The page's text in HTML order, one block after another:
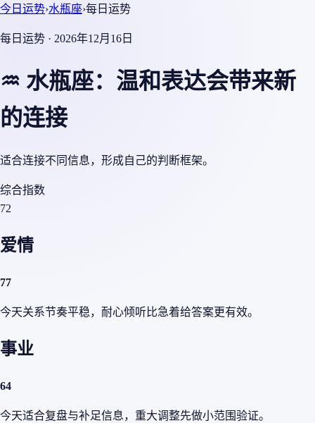
今日运势›水瓶座›每日运势
每日运势 · 2026年12月16日
♒ 水瓶座：温和表达会带来新
的连接
适合连接不同信息，形成自己的判断框架。
综合指数
72
爱情
77
今天关系节奏平稳，耐心倾听比急着给答案更有效。
事业
64
今天适合复盘与补足信息，重大调整先做小范围验证。